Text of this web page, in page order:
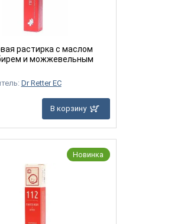
растирка с маслом
и можжевельным
Dr Retter EC
В корзину
Новинка